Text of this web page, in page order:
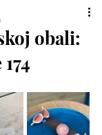
obali: